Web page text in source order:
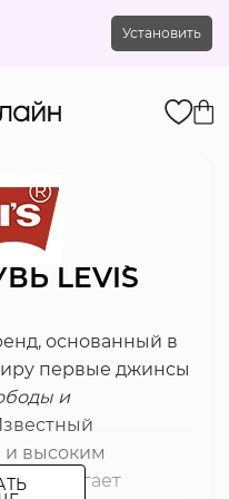
Установить
LEVI`S
основанный в
первые джинсы
и
и высоким
предлагает